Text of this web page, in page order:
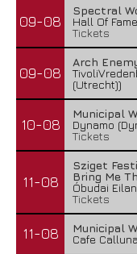
09-08
Spectral
Hall Of
Tickets
09-08
Arch
(Utrecht))
10-08
Municipal
Dynamo
Tickets
11-08
Sziget
Bring Me
Óbudai
Tickets
11-08
Municipal
Cafe